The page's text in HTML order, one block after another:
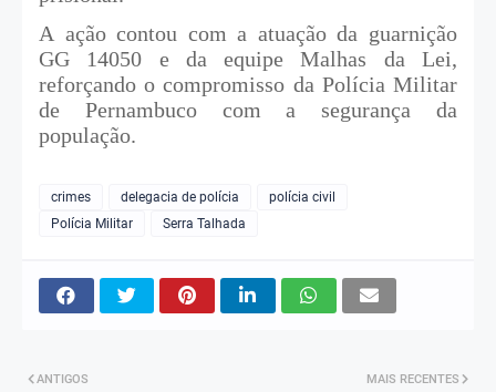
A ação contou com a atuação da guarnição
GG 14050 e da equipe Malhas da Lei,
reforçando o compromisso da Polícia Militar
de Pernambuco com a segurança da
população.
crimes delegacia de polícia
polícia civil
Polícia Militar
Serra Talhada
MAIS RECENTES
ANTIGOS